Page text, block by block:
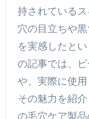
持されている
穴の目立ちや
を実感したと
の記事では、
や、実際に使用
その魅力を紹
の毛穴ケア製